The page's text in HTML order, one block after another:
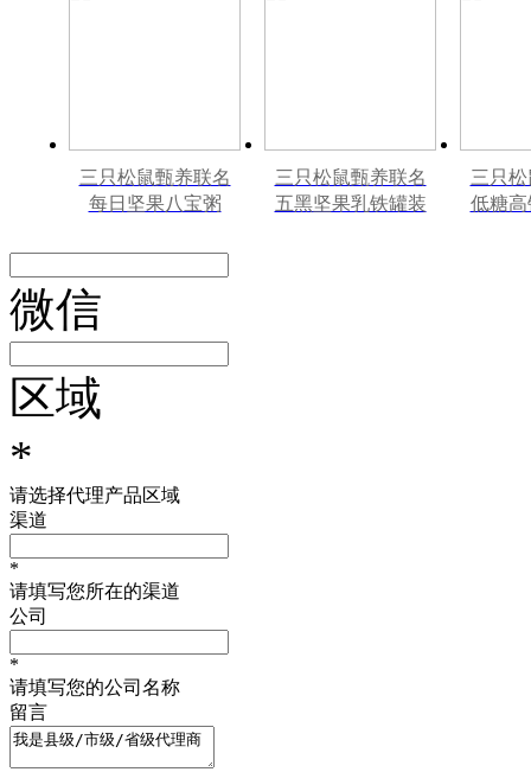
三只松鼠甄养联名
每日坚果八宝粥
三只松鼠甄养联名
五黑坚果乳铁罐装
三只
低糖
微信
区域
*
请选择代理产品区域
渠道
*
请填写您所在的渠道
公司
*
请填写您的公司名称
留言